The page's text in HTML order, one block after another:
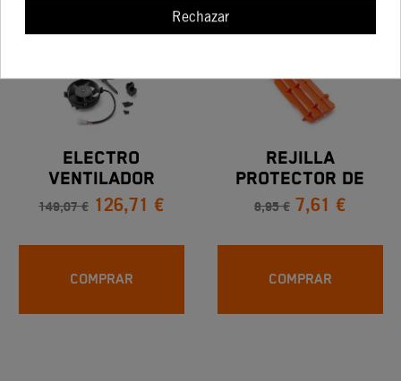
ELECTRO
VENTILADOR
RADIADOR KTM EXC
Desde 2020
149,07 € 126,71 €
COMPRAR
REJILLA
PROTECTOR DE
RADIADOR NARANJA
KTM SX /XC/EXC
07-12
8,95 € 7,61 €
COMPRAR
Rechazar